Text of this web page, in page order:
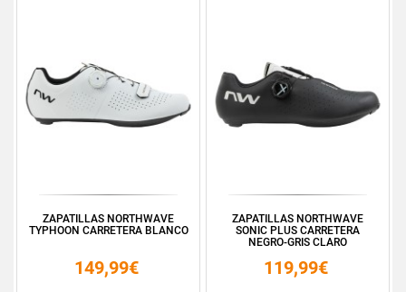
ZAPATILLAS NORTHWAVE
TYPHOON CARRETERA BLANCO
149,99€
ZAPATILLAS NORTHWAVE
SONIC PLUS CARRETERA
NEGRO-GRIS CLARO
119,99€